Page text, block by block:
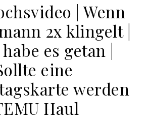
| Wenn
2x klingelt |
es getan |
eine
werden
Haul